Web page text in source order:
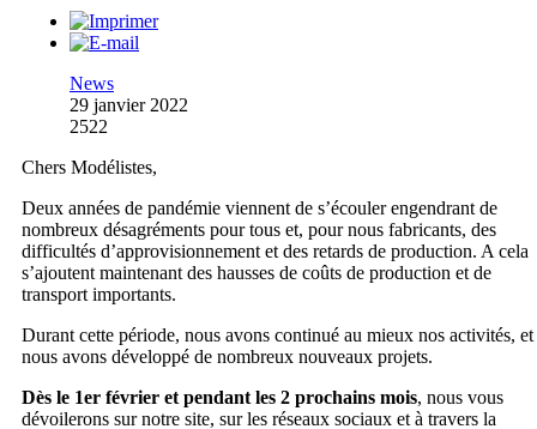
News
29 janvier 2022
2522
Chers Modélistes,
Deux années de pandémie viennent de s’écouler engendrant de
nombreux désagréments pour tous et, pour nous fabricants, des
difficultés d’approvisionnement et des retards de production. A cela
s’ajoutent maintenant des hausses de coûts de production et de
transport importants.
Durant cette période, nous avons continué au mieux nos activités, et
nous avons développé de nombreux nouveaux projets.
Dès le 1er février et pendant les 2 prochains mois, nous vous
dévoilerons sur notre site, sur les réseaux sociaux et à travers la